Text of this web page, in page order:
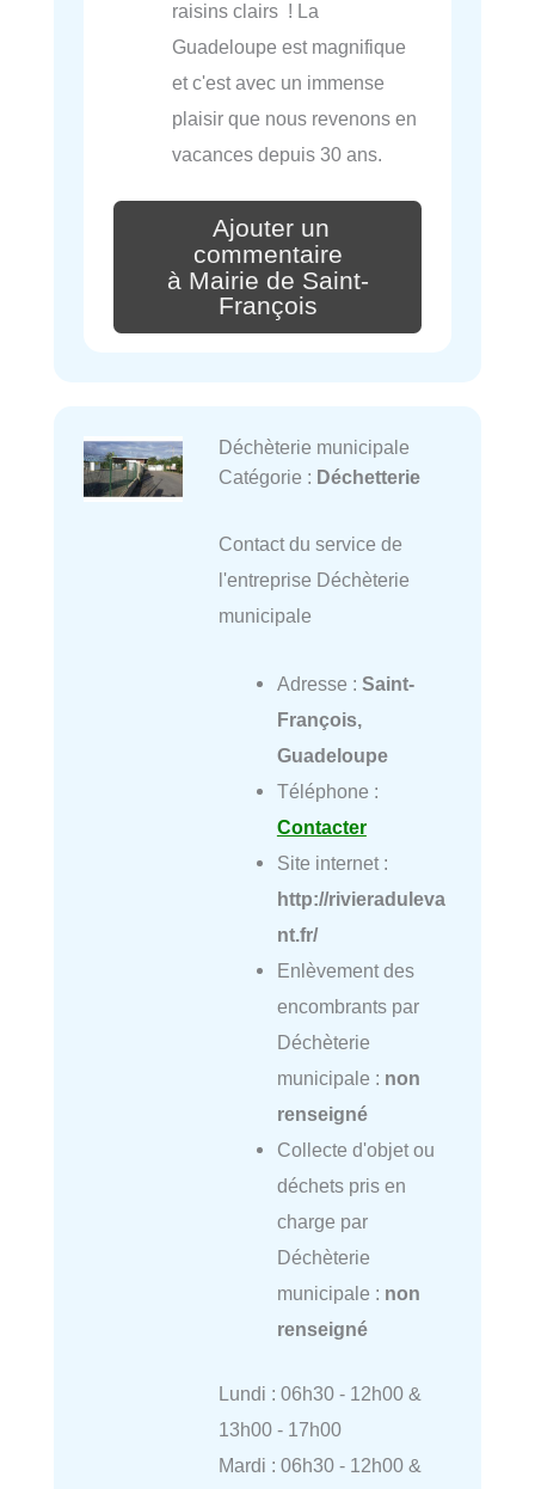
raisins clairs ! La
Guadeloupe est magnifique
et c'est avec un immense
plaisir que nous revenons en
vacances depuis 30 ans.
Ajouter un
commentaire
à Mairie de Saint-
François
Déchèterie municipale
Catégorie : Déchetterie
Contact du service de
l'entreprise Déchèterie
municipale
Adresse : Saint-
François,
Guadeloupe
Téléphone :
Contacter
Site internet :
http://rivieraduleva
nt.fr/
Enlèvement des
encombrants par
Déchèterie
municipale : non
renseigné
Collecte d'objet ou
déchets pris en
charge par
Déchèterie
municipale : non
renseigné
Lundi : 06h30 - 12h00 &
13h00 - 17h00
Mardi : 06h30 - 12h00 &